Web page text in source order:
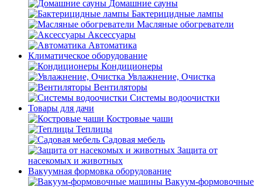
Домашние сауны
Бактерицидные лампы
Масляные обогреватели
Аксессуары
Автоматика
Климатическое оборудование
Кондиционеры
Увлажнение, Очистка
Вентиляторы
Системы водоочистки
Товары для дачи
Костровые чаши
Теплицы
Садовая мебель
Защита от
насекомых и животных
Вакуумная формовка оборудование
Вакуум-формовочные